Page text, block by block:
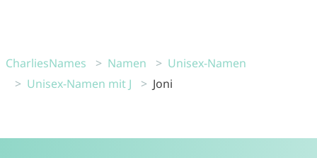
CharliesNames Namen
Unisex-Namen
Unisex-Namen mit J
Joni